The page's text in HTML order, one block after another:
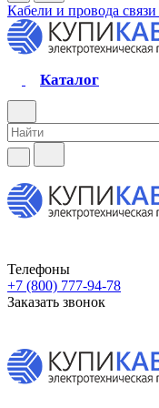
Кабели и провода связи
Каталог
Телефоны
+7 (800) 777-94-78
Заказать звонок